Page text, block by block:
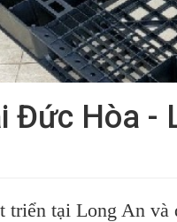
Đức Hòa -
triển tại Long An